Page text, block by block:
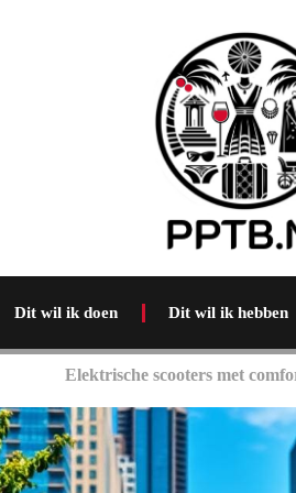
Dit wil ik doen Dit wil ik hebben
Elektrische scooters met